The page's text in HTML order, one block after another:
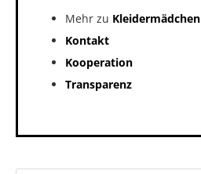
Mehr zu Kleidermädchen
Kontakt
Kooperation
Transparenz